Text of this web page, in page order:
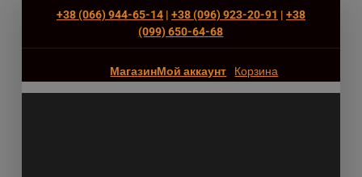
+38 (066) 944-65-14| +38 (096) 923-20-91 | +38
(‎099) 650-64-68
МагазинМой аккаунт Корзина